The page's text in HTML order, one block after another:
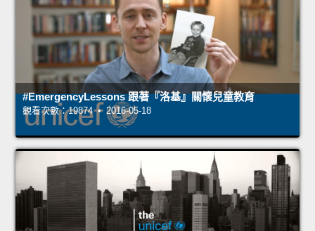
#EmergencyLessons 跟著『洛基』關懷兒童教育
觀看次數：19874 • 2016-05-18